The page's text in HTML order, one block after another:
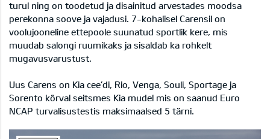
turul ning on toodetud ja disainitud arvestades moodsa
perekonna soove ja vajadusi. 7-kohalisel Carensil on
voolujooneline ettepoole suunatud sportlik kere, mis
muudab salongi ruumikaks ja sisaldab ka rohkelt
mugavusvarustust.
Uus Carens on Kia cee’di, Rio, Venga, Souli, Sportage ja
Sorento kõrval seitsmes Kia mudel mis on saanud Euro
NCAP turvalisustestis maksimaalsed 5 tärni.